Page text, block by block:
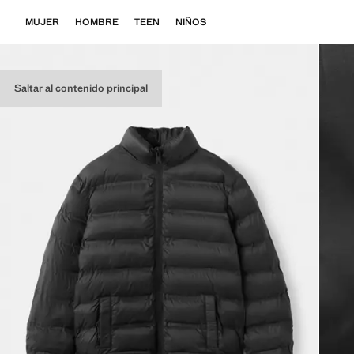
Saltar al contenido principal
MUJER HOMBRE TEEN NIÑOS